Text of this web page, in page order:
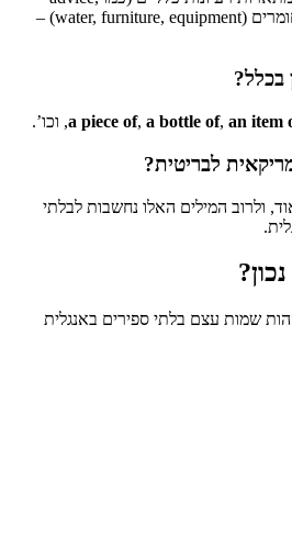
knowledge, happiness) או חומרים (water, furniture, equipment) –
בכלל?
a piece of, a bottle of, an item , וכו’.
לבריטית?
ולרוב המילים האלו נחשבות לבלתי
שמות עצם בלתי ספירים באנגלית